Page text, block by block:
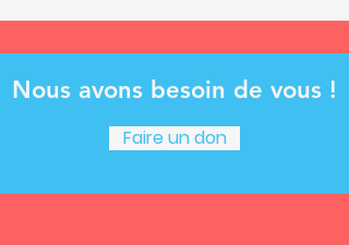
Nous avons besoin de vous !
Faire un don